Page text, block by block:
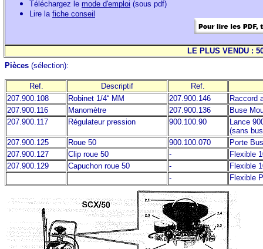
Téléchargez le mode d'emploi (sous pdf)
Lire la fiche conseil
LE PLUS VENDU :
Pièces (sélection):
Ref. Descriptif
Ref.
207.900.108
Robinet 1/4“ MM 207.900.146
Raccord
207.900.116
Manomètre 207.900.136
Buse
207.900.117
Régulateur pression 900.100.90
Lance
(sans
207.900.125
Roue 50 900.100.070
Porte
207.900.127
Clip roue 50 -
Flexible
207.900.129
Capuchon roue 50 -
Flexible
-
Flexible